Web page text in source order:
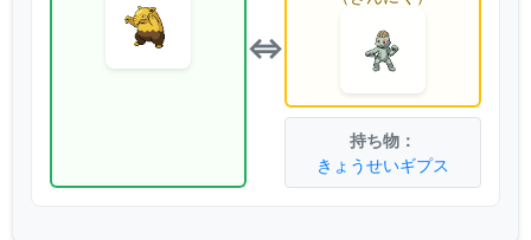
⇔
きょうせいギプス